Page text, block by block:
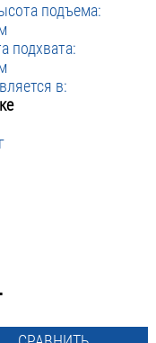
подъема:
подхвата:
в: